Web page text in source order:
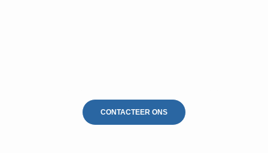
CONTACTEER ONS